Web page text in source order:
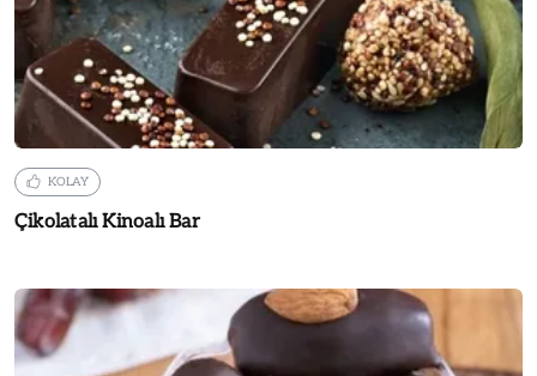
KOLAY
Çikolatalı Kinoalı Bar